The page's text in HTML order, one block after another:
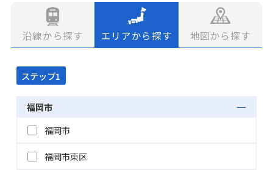
沿線から探す エリアから探す 地図から探す
ステップ1
福岡市
福岡市
福岡市東区